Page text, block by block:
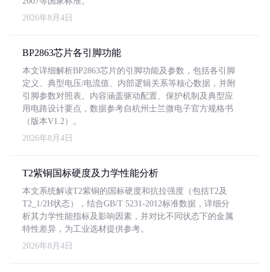
2026年8月4日
BP2863芯片各引脚功能
本文详细解析BP2863芯片的引脚功能及参数，包括各引脚
定义、典型电压/电流值、内部逻辑关系等核心数据，并附
引脚参数对照表。内容涵盖驱动配置、保护机制及典型应
用电路设计要点，数据参考自杭州士兰微电子官方规格书
（版本V1.2）。
2026年8月4日
T2紫铜国标硬度及力学性能分析
本文系统解读T2紫铜的国标硬度和抗拉强度（包括T2及
T2_1/2H状态），结合GB/T 5231-2012标准数据，详细分
析其力学性能指标及影响因素，并对比不同状态下的金属
特性差异，为工业选材提供参考。
2026年8月4日